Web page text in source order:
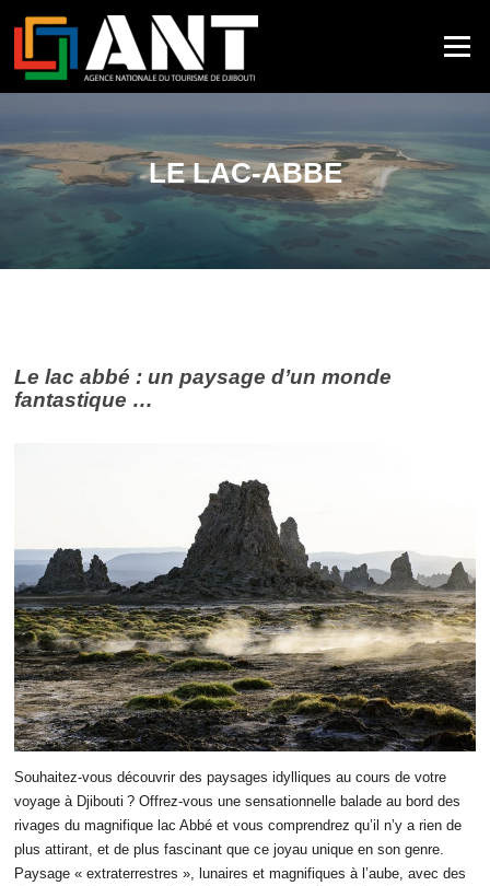
Menu
LE LAC-ABBE
Le lac abbé : un paysage d’un monde
fantastique …
Souhaitez-vous découvrir des paysages idylliques au cours de votre
voyage à Djibouti ? Offrez-vous une sensationnelle balade au bord des
rivages du magnifique lac Abbé et vous comprendrez qu’il n’y a rien de
plus attirant, et de plus fascinant que ce joyau unique en son genre.
Paysage « extraterrestres », lunaires et magnifiques à l’aube, avec des